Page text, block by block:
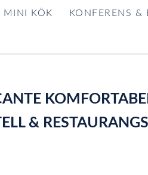
MINI KÖK KONFERENS &
&